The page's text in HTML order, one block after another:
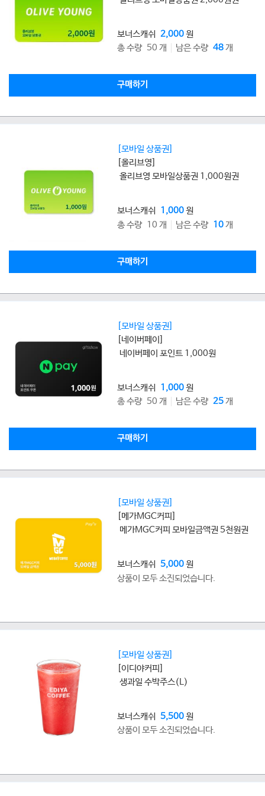
보너스캐쉬 2,000원
총 수량 50 개
남은 수량 48개
구매하기
[모바일 상품권]
[올리브영]
올리브영 모바일상품권 1,000원권
보너스캐쉬 1,000원
총 수량 10 개
남은 수량 10개
구매하기
[모바일 상품권]
[네이버페이]
네이버페이 포인트 1,000원
보너스캐쉬 1,000원
총 수량 50 개
남은 수량 25개
구매하기
[모바일 상품권]
[메가MGC커피]
메가MGC커피 모바일금액권 5천원권
보너스캐쉬 5,000원
상품이 모두 소진되었습니다.
[모바일 상품권]
[이디야커피]
생과일 수박주스(L)
보너스캐쉬 5,500원
상품이 모두 소진되었습니다.